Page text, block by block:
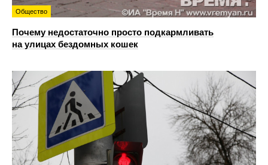
Общество
Почему недостаточно просто подкармливать
на улицах бездомных кошек